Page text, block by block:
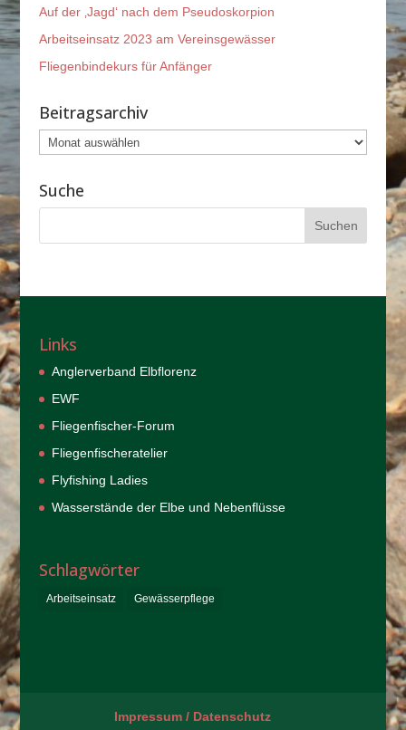
Auf der ‚Jagd‘ nach dem Pseudoskorpion
Arbeitseinsatz 2023 am Vereinsgewässer
Fliegenbindekurs für Anfänger
Beitragsarchiv
Beitragsarchiv
Suche
Links
Anglerverband Elbflorenz
EWF
Fliegenfischer-Forum
Fliegenfischeratelier
Flyfishing Ladies
Wasserstände der Elbe und Nebenflüsse
Schlagwörter
Arbeitseinsatz Gewässerpflege
Impressum / Datenschutz